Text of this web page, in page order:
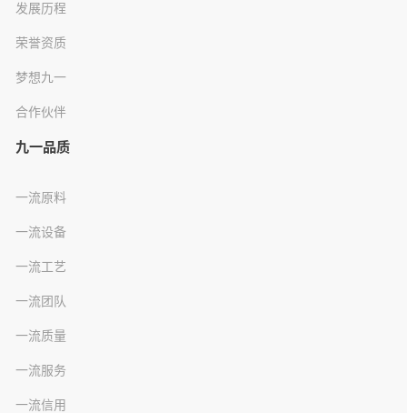
发展历程
荣誉资质
梦想九一
合作伙伴
九一品质
一流原料
一流设备
一流工艺
一流团队
一流质量
一流服务
一流信用